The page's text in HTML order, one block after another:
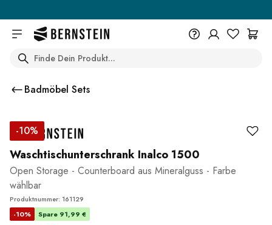
Search
Badmöbel Sets
-10%
Waschtischunterschrank Inalco 1500
Open Storage - Counterboard aus Mineralguss - Farbe
wählbar
Produktnummer: 161129
Spare 91,99 €
-10%